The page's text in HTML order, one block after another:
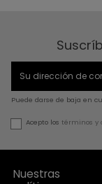
Puede darse de baja en
Acepto los términos y
Nuestras